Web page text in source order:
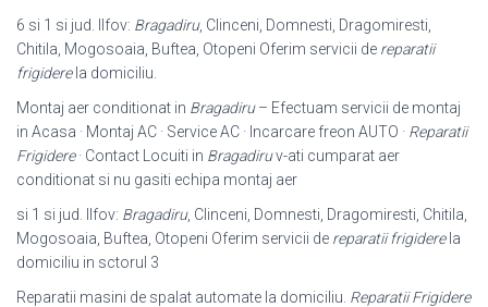
6 si 1 si jud. Ilfov: Bragadiru, Clinceni, Domnesti, Dragomiresti,
Chitila, Mogosoaia, Buftea, Otopeni Oferim servicii de reparatii
frigiderela domiciliu.
Montaj aer conditionat in Bragadiru– Efectuam servicii de montaj
in Acasa · Montaj AC · Service AC · Incarcare freon AUTO · Reparatii
Frigidere· Contact Locuiti in Bragadiruv-ati cumparat aer
conditionat si nu gasiti echipa montaj aer
si 1 si jud. Ilfov: Bragadiru, Clinceni, Domnesti, Dragomiresti, Chitila,
Mogosoaia, Buftea, Otopeni Oferim servicii de reparatii frigiderela
domiciliu in sctorul 3
Reparatii masini de spalat automate la domiciliu. Reparatii Frigidere